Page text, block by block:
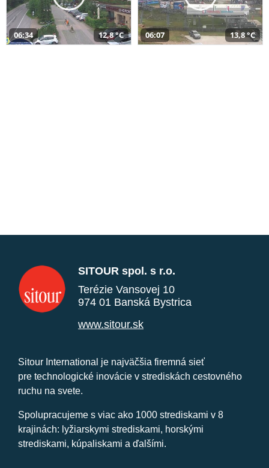
06:34 12,8 °C 06:07 13,8 °C
SITOUR spol. s r.o.
Terézie Vansovej 10
974 01 Banská Bystrica
www.sitour.sk
Sitour International je najväčšia firemná sieť
pre technologické inovácie v strediskách cestovného
ruchu na svete.
Spolupracujeme s viac ako 1000 strediskami v 8
krajinách: lyžiarskymi strediskami, horskými
strediskami, kúpaliskami a ďalšími.